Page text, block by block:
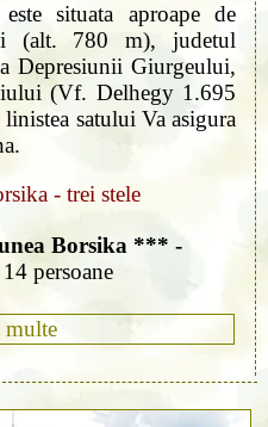
este situata aproape de
(alt. 780 m), judetul
Depresiunii Giurgeului,
(Vf. Delhegy 1.695
satului Va asigura
- trei stele
Borsika *** -
persoane